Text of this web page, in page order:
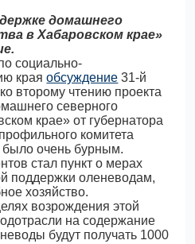
домашнего
в Хабаровском крае»
социально-
краяобсуждение 31-й
второму чтению проекта
северного
крае» от губернатора
комитета
очень бурным.
стал пункт о мерах
поддержки оленеводам,
хозяйство.
возрождения этой
на содержание
будут получать 1000